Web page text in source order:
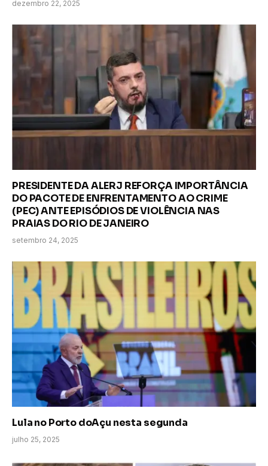
dezembro 22, 2025
PRESIDENTE DA ALERJ REFORÇA IMPORTÂNCIA
DO PACOTE DE ENFRENTAMENTO AO CRIME
(PEC) ANTE EPISÓDIOS DE VIOLÊNCIA NAS
PRAIAS DO RIO DE JANEIRO
setembro 24, 2025
Lula no Porto doAçu nesta segunda
julho 25, 2025